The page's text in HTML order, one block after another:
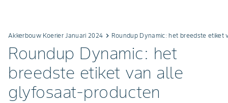
Akkerbouw Koerier Januari 2024 keyboard_arrow_right Roundup Dynamic: het breedste
Roundup Dynamic: het
breedste etiket van alle
glyfosaat-producten